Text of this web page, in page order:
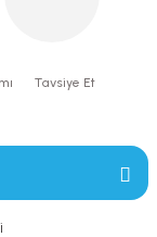
Tavsiye Et